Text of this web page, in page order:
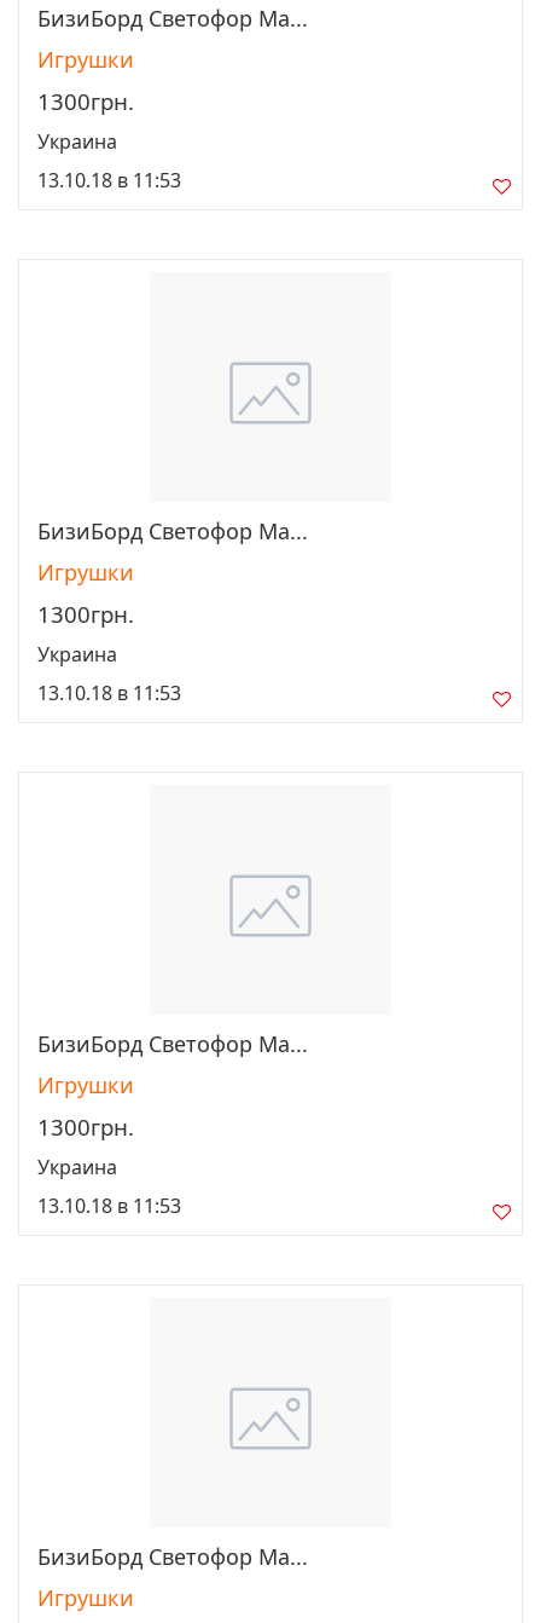
Просмотреть
БизиБорд Светофор Ма...
Игрушки
1300грн.
Украина
13.10.18 в 11:53
Просмотреть
БизиБорд Светофор Ма...
Игрушки
1300грн.
Украина
13.10.18 в 11:53
Просмотреть
БизиБорд Светофор Ма...
Игрушки
1300грн.
Украина
13.10.18 в 11:53
Просмотреть
БизиБорд Светофор Ма...
Игрушки